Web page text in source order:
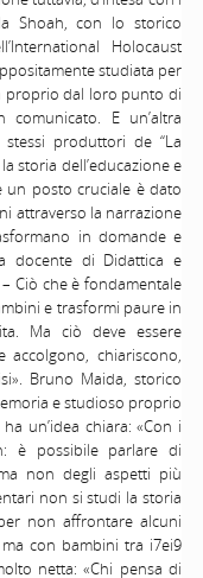
Shoah, con lo storico
Holocaust
studiata per
proprio dal loro punto di
E un’altra
stessi produttori de “La
storia dell’educazione e
posto cruciale è dato
attraverso la narrazione
in domande e
docente di Didattica e
Ciò che è fondamentale
e trasformi paure in
Ma ciò deve essere
accolgono, chiariscono,
Bruno Maida, storico
e studioso proprio
un’idea chiara: «Con i
è possibile parlare di
non degli aspetti più
non si studi la storia
non affrontare alcuni
con bambini tra i7ei9
netta: «Chi pensa di